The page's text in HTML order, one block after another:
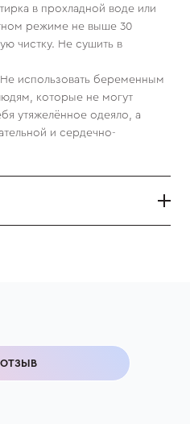
в прохладной воде или
режиме не выше 30
чистку. Не сушить в
Не использовать беременным
которые не могут
утяжелённое одеяло, а
и сердечно-